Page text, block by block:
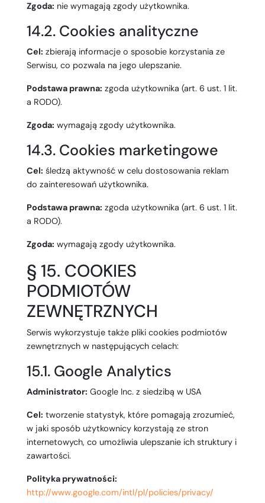
Zgoda: nie wymagają zgody użytkownika.
14.2. Cookies analityczne
Cel: zbierają informacje o sposobie korzystania ze
Serwisu, co pozwala na jego ulepszanie.
Podstawa prawna: zgoda użytkownika (art. 6 ust. 1 lit.
a RODO).
Zgoda: wymagają zgody użytkownika.
14.3. Cookies marketingowe
Cel: śledzą aktywność w celu dostosowania reklam
do zainteresowań użytkownika.
Podstawa prawna: zgoda użytkownika (art. 6 ust. 1 lit.
a RODO).
Zgoda: wymagają zgody użytkownika.
§ 15. COOKIES
PODMIOTÓW
ZEWNĘTRZNYCH
Serwis wykorzystuje także pliki cookies podmiotów
zewnętrznych w następujących celach:
15.1. Google Analytics
Administrator: Google Inc. z siedzibą w USA
Cel: tworzenie statystyk, które pomagają zrozumieć,
w jaki sposób użytkownicy korzystają ze stron
internetowych, co umożliwia ulepszanie ich struktury i
zawartości.
Polityka prywatności:
http://www.google.com/intl/pl/policies/privacy/